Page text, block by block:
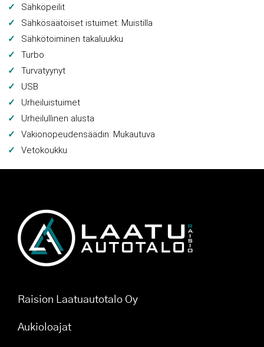
Sähköpeilit
Sähkösäätöiset istuimet: Muistilla
Sähkötoiminen takaluukku
Turbo
Turvatyynyt
USB
Urheiluistuimet
Urheilullinen alusta
Vakionopeudensäädin: Mukautuva
Vetokoukku
Raision Laatuautotalo Oy
Aukioloajat